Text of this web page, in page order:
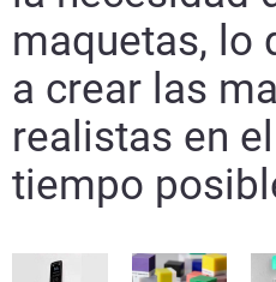
maquetas, lo
a crear las
realistas en
tiempo